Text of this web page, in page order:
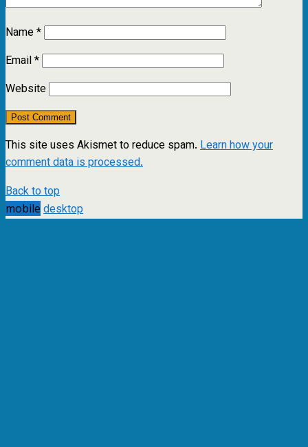
Name*
Email*
Website
This site uses Akismet to reduce spam. Learn how your
comment data is processed.
Back to top
mobile desktop